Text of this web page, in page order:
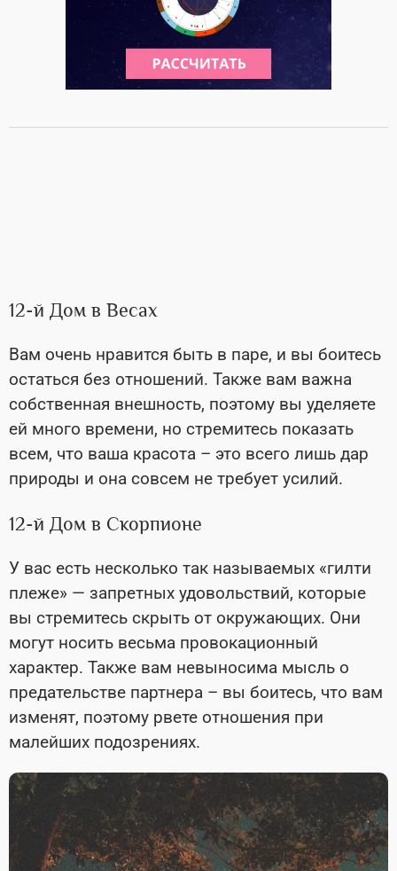
12-й Дом в Весах
Вам очень нравится быть в паре, и вы боитесь
остаться без отношений. Также вам важна
собственная внешность, поэтому вы уделяете
ей много времени, но стремитесь показать
всем, что ваша красота – это всего лишь дар
природы и она совсем не требует усилий.
12-й Дом в Скорпионе
У вас есть несколько так называемых «гилти
плеже» — запретных удовольствий, которые
вы стремитесь скрыть от окружающих. Они
могут носить весьма провокационный
характер. Также вам невыносима мысль о
предательстве партнера – вы боитесь, что вам
изменят, поэтому рвете отношения при
малейших подозрениях.